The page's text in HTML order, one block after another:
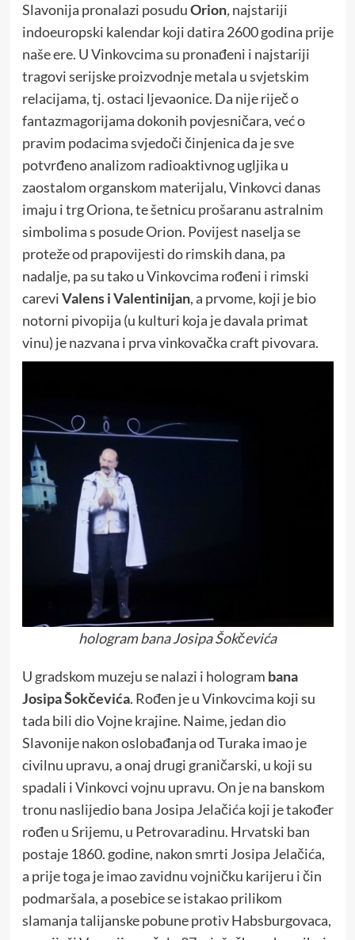
Slavonija pronalazi posuduOrion,najstariji
indoeuropski kalendar koji datira 2600 godina prije
naše ere. U Vinkovcima su pronađeni i najstariji
tragovi serijske proizvodnje metala u svjetskim
relacijama, tj. ostaci ljevaonice. Da nije riječ o
fantazmagorijama dokonih povjesničara, već o
pravim podacima svjedoči činjenica da je sve
potvrđeno analizom radioaktivnog ugljika u
zaostalom organskom materijalu, Vinkovci danas
imaju i trg Oriona, te šetnicu prošaranu astralnim
simbolima s posude Orion. Povijest naselja se
proteže od prapovijesti do rimskih dana, pa
nadalje, pa su tako u Vinkovcima rođeni i rimski
careviValens i Valentinijan, a prvome, koji je bio
notorni pivopija (u kulturi koja je davala primat
vinu) je nazvana i prva vinkovačka craft pivovara.
hologram bana Josipa Šokčevića
U gradskom muzeju se nalazi i hologram bana
Josipa Šokčevića. Rođen je u Vinkovcima koji su
tada bili dio Vojne krajine. Naime, jedan dio
Slavonije nakon oslobađanja od Turaka imao je
civilnu upravu, a onaj drugi graničarski, u koji su
spadali i Vinkovci vojnu upravu. On je na banskom
tronu naslijedio bana Josipa Jelačića koji je također
rođen u Srijemu, u Petrovaradinu. Hrvatski ban
postaje 1860. godine, nakon smrti Josipa Jelačića,
a prije toga je imao zavidnu vojničku karijeru i čin
podmaršala, a posebice se istakao prilikom
slamanja talijanske pobune protiv Habsburgovaca,